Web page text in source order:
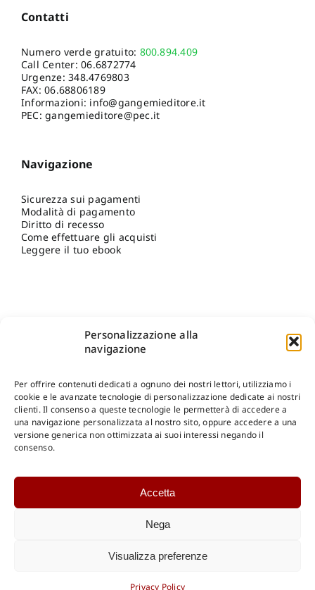
Personalizzazione alla
navigazione
Per offrire contenuti dedicati a ognuno dei nostri lettori, utilizziamo i
cookie e le avanzate tecnologie di personalizzazione dedicate ai nostri
clienti. Il consenso a queste tecnologie le permetterà di accedere a
una navigazione personalizzata al nostro sito, oppure accedere a una
versione generica non ottimizzata ai suoi interessi negando il
consenso.
Accetta
Nega
Visualizza preferenze
Privacy Policy
Contatti
Numero verde gratuito: 800.894.409
Call Center:06.6872774
Urgenze:348.4769803
FAX: 06.68806189
Informazioni: info@gangemieditore.it
PEC: gangemieditore@pec.it
Navigazione
Sicurezza sui pagamenti
Modalità di pagamento
Diritto di recesso
Come effettuare gli acquisti
Leggere il tuo ebook
Shop Gangemi Editore-Pagamenti Sicuri e anche Rateali
Catalogo Online
Catalogo Internazionale
DOWNLOAD
Catalogo Internazionale